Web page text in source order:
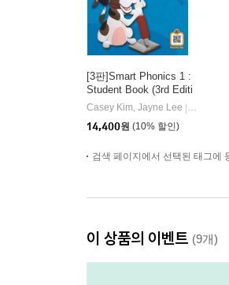
[3판]Smart Phonics 1 :
Student Book (3rd Editi
on)
Casey Kim, Jayne Lee
이퓨쳐
14,400원 (10% 할인)
검색 페이지에서 선택된 태그에
이 상품의 이벤트 (9개)